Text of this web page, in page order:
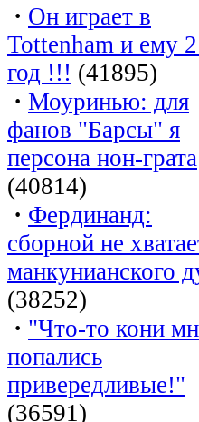
· Он играет в
Tottenham и ему
год !!! (41895)
· Моуринью: для
фанов "Барсы" я
персона нон-грата
(40814)
· Фердинанд:
сборной не
манкунианского
(38252)
· "Что-то кони
попались
привередливые!"
(36591)